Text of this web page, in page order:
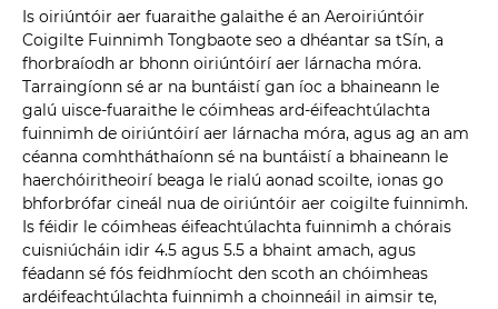
Is oiriúntóir aer fuaraithe galaithe é an Aeroiriúntóir
Coigilte Fuinnimh Tongbaote seo a dhéantar sa tSín, a
fhorbraíodh ar bhonn oiriúntóirí aer lárnacha móra.
Tarraingíonn sé ar na buntáistí gan íoc a bhaineann le
galú uisce-fuaraithe le cóimheas ard-éifeachtúlachta
fuinnimh de oiriúntóirí aer lárnacha móra, agus ag an am
céanna comhtháthaíonn sé na buntáistí a bhaineann le
haerchóiritheoirí beaga le rialú aonad scoilte, ionas go
bhforbrófar cineál nua de oiriúntóir aer coigilte fuinnimh.
Is féidir le cóimheas éifeachtúlachta fuinnimh a chórais
cuisniúcháin idir 4.5 agus 5.5 a bhaint amach, agus
féadann sé fós feidhmíocht den scoth an chóimheas
ardéifeachtúlachta fuinnimh a choinneáil in aimsir te,